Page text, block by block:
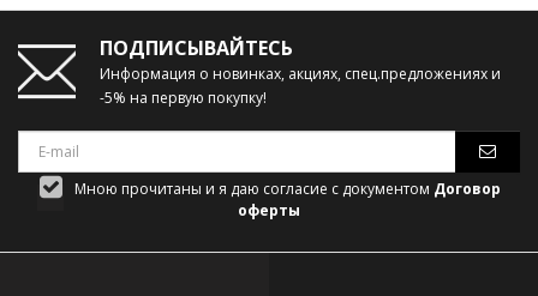
ПОДПИСЫВАЙТЕСЬ
Информация о новинках, акциях, спец.предложениях и
-5% на первую покупку!
Мною прочитаны и я даю согласие с документом Договор
оферты